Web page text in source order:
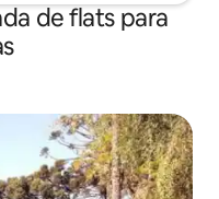
de flats para